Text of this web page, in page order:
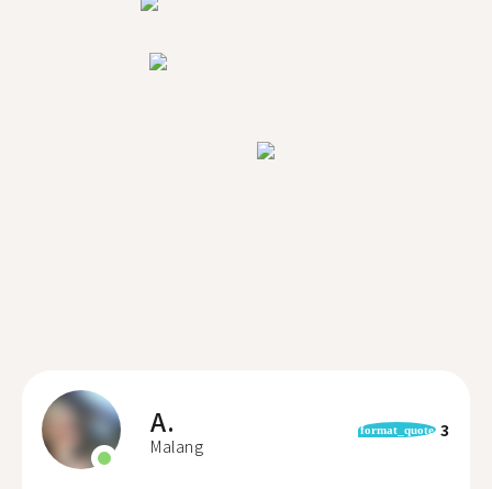
A.
Malang
format_quote 3